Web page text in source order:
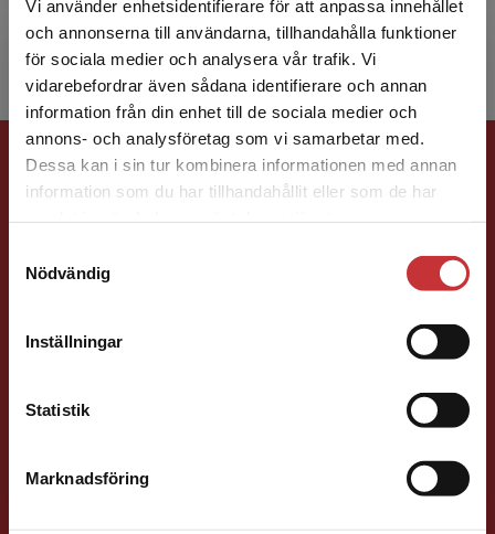
Vi använder enhetsidentifierare för att anpassa innehållet
och annonserna till användarna, tillhandahålla funktioner
för sociala medier och analysera vår trafik. Vi
vidarebefordrar även sådana identifierare och annan
information från din enhet till de sociala medier och
annons- och analysföretag som vi samarbetar med.
Dessa kan i sin tur kombinera informationen med annan
information som du har tillhandahållit eller som de har
Nödvändig
Inställningar
Statistik
Marknadsföring
Begränsad fraktregion
Det verkar som att du besöker
studentlitteratur.se via en enhet utanför Sverige.
Vi erbjuder inte leveranser utanför Sverige. För
att kunna slutföra ett köp måste
Förlagskontakt